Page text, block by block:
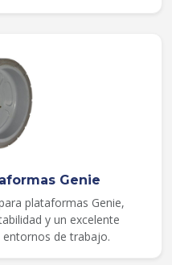
Genie
plataformas Genie,
y un excelente
de trabajo.